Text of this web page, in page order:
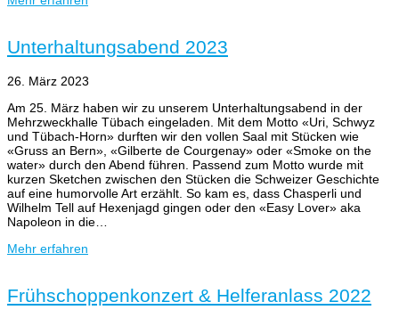
Unterhaltungsabend 2023
26. März 2023
Am 25. März haben wir zu unserem Unterhaltungsabend in der
Mehrzweckhalle Tübach eingeladen. Mit dem Motto «Uri, Schwyz
und Tübach-Horn» durften wir den vollen Saal mit Stücken wie
«Gruss an Bern», «Gilberte de Courgenay» oder «Smoke on the
water» durch den Abend führen. Passend zum Motto wurde mit
kurzen Sketchen zwischen den Stücken die Schweizer Geschichte
auf eine humorvolle Art erzählt. So kam es, dass Chasperli und
Wilhelm Tell auf Hexenjagd gingen oder den «Easy Lover» aka
Napoleon in die…
Mehr erfahren
Frühschoppenkonzert & Helferanlass 2022